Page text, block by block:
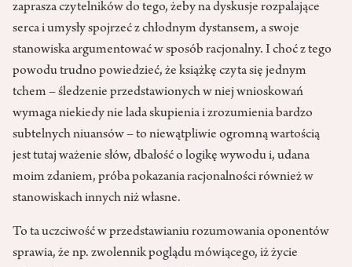
zaprasza czytelników do tego, żeby na dyskusje rozpalające
serca i umysły spojrzeć z chłodnym dystansem, a swoje
stanowiska argumentować w sposób racjonalny. I choć z tego
powodu trudno powiedzieć, że książkę czyta się jednym
tchem – śledzenie przedstawionych w niej wnioskowań
wymaga niekiedy nie lada skupienia i zrozumienia bardzo
subtelnych niuansów – to niewątpliwie ogromną wartością
jest tutaj ważenie słów, dbałość o logikę wywodu i, udana
moim zdaniem, próba pokazania racjonalności również w
stanowiskach innych niż własne.
To ta uczciwość w przedstawianiu rozumowania oponentów
sprawia, że np. zwolennik poglądu mówiącego, iż życie